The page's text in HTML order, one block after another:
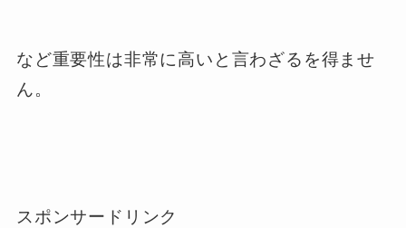
など重要性は非常に高いと言わざるを得ませ
ん。
スポンサードリンク